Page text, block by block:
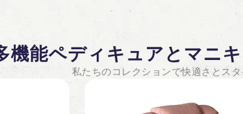
機能ペディキュアとマニ
私たちのコレクションで快適さとス